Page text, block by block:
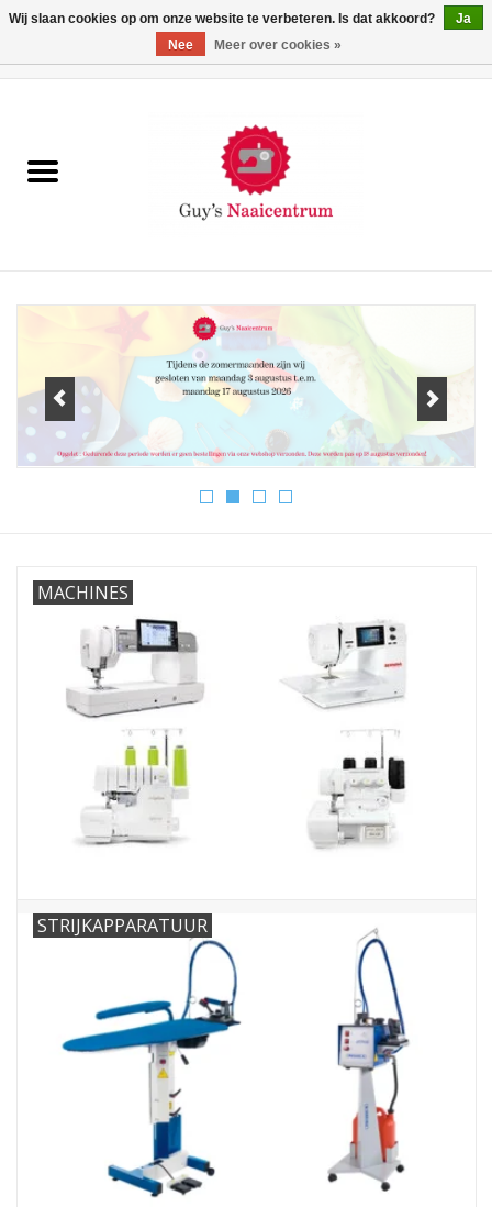
Machines
Fournituren
Stoffen
Breien en haken
Handwerk
Sale / Coupons
Guy's blog
MACHINES
STRIJKAPPARATUUR
Wij slaan cookies op om onze website te verbeteren. Is dat akkoord?
Ja
Nee
Meer over cookies »